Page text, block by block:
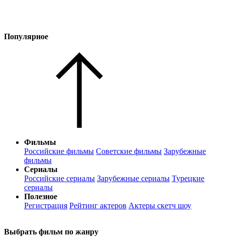
Популярное
Фильмы
Российские фильмы Советские фильмы Зарубежные
фильмы
Сериалы
Российские сериалы Зарубежные сериалы Турецкие
сериалы
Полезное
Регистрация Рейтинг актеров Актеры скетч шоу
Выбрать фильм по жанру